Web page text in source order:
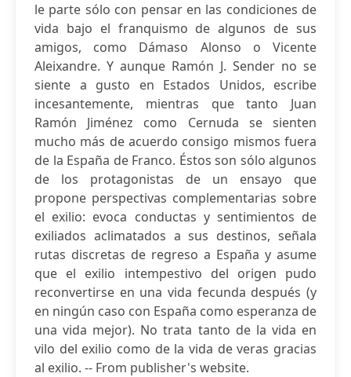
le parte sólo con pensar en las condiciones de
vida bajo el franquismo de algunos de sus
amigos, como Dámaso Alonso o Vicente
Aleixandre. Y aunque Ramón J. Sender no se
siente a gusto en Estados Unidos, escribe
incesantemente, mientras que tanto Juan
Ramón Jiménez como Cernuda se sienten
mucho más de acuerdo consigo mismos fuera
de la España de Franco. Éstos son sólo algunos
de los protagonistas de un ensayo que
propone perspectivas complementarias sobre
el exilio: evoca conductas y sentimientos de
exiliados aclimatados a sus destinos, señala
rutas discretas de regreso a España y asume
que el exilio intempestivo del origen pudo
reconvertirse en una vida fecunda después (y
en ningún caso con España como esperanza de
una vida mejor). No trata tanto de la vida en
vilo del exilio como de la vida de veras gracias
al exilio. -- From publisher's website.